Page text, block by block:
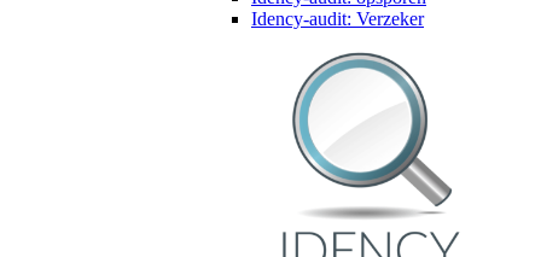
Idency-audit: Verzeker